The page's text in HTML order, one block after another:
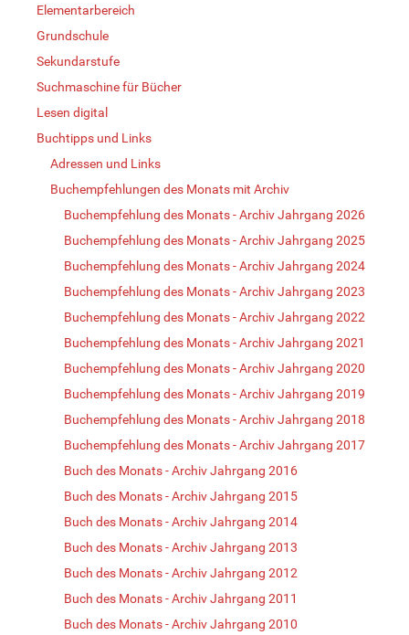
Elementarbereich
Grundschule
Sekundarstufe
Suchmaschine für Bücher
Lesen digital
Buchtipps und Links
Adressen und Links
Buchempfehlungen des Monats mit Archiv
Buchempfehlung des Monats - Archiv Jahrgang 2026
Buchempfehlung des Monats - Archiv Jahrgang 2025
Buchempfehlung des Monats - Archiv Jahrgang 2024
Buchempfehlung des Monats - Archiv Jahrgang 2023
Buchempfehlung des Monats - Archiv Jahrgang 2022
Buchempfehlung des Monats - Archiv Jahrgang 2021
Buchempfehlung des Monats - Archiv Jahrgang 2020
Buchempfehlung des Monats - Archiv Jahrgang 2019
Buchempfehlung des Monats - Archiv Jahrgang 2018
Buchempfehlung des Monats - Archiv Jahrgang 2017
Buch des Monats - Archiv Jahrgang 2016
Buch des Monats - Archiv Jahrgang 2015
Buch des Monats - Archiv Jahrgang 2014
Buch des Monats - Archiv Jahrgang 2013
Buch des Monats - Archiv Jahrgang 2012
Buch des Monats - Archiv Jahrgang 2011
Buch des Monats - Archiv Jahrgang 2010